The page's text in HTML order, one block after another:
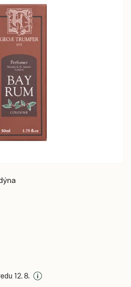
12. 8.